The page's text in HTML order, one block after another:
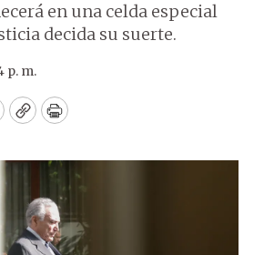
en una celda especial
decida su suerte.
p. m.
CopyPrint